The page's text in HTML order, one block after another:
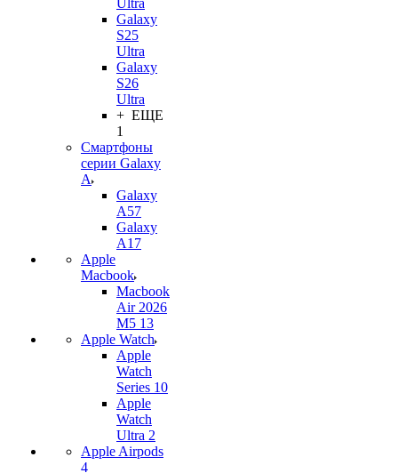
Ultra
Galaxy
S25
Ultra
Galaxy
S26
Ultra
+ ЕЩЕ
1
Смартфоны
серии Galaxy
A
Galaxy
A57
Galaxy
A17
Apple
Macbook
Macbook
Air 2026
M5 13
Apple Watch
Apple
Watch
Series 10
Apple
Watch
Ultra 2
Apple Airpods
4